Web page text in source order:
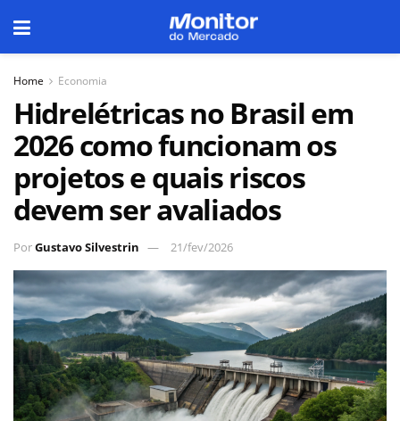
Home Economia
Hidrelétricas no Brasil em
2026 como funcionam os
projetos e quais riscos
devem ser avaliados
PorGustavo Silvestrin 21/fev/2026